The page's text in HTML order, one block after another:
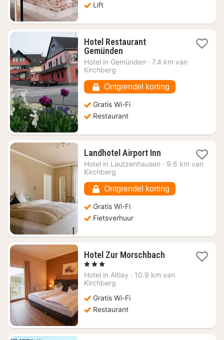
Lift
Hotel Restaurant
Gemünden1
nacht
76,35
Hotel in Gemünden · 7.4 km van
Kirchberg
Ontgrendel korting
Gratis Wi-Fi
Restaurant
Landhotel Airport Inn1
nacht
62,24
Hotel in Lautzenhausen · 9.6 km van
Kirchberg
Ontgrendel korting
Gratis Wi-Fi
Fietsverhuur
Hotel Zur Morschbach1
vanaf
, 3 Sterren
Hotel in Altlay · 10.9 km van
Kirchberg
Gratis Wi-Fi
Restaurant